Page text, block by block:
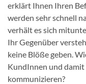
erklärt Ihnen Ihren
werden sehr schnell
verhält es sich
Ihr Gegenüber
keine Blöße geben.
KundInnen und
kommunizieren?